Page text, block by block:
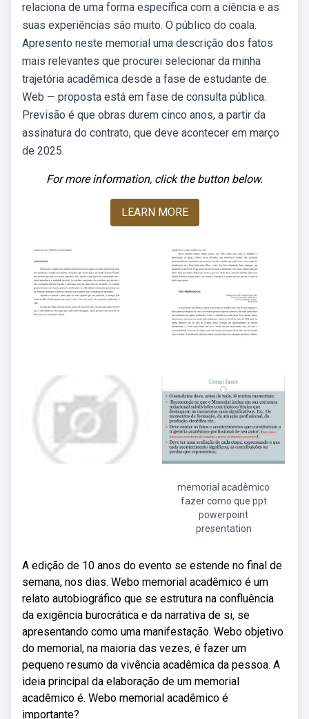
relaciona de uma forma específica com a ciência e as
suas experiências são muito. O público do coala.
Apresento neste memorial uma descrição dos fatos
mais relevantes que procurei selecionar da minha
trajetória acadêmica desde a fase de estudante de.
Web — proposta está em fase de consulta pública.
Previsão é que obras durem cinco anos, a partir da
assinatura do contrato, que deve acontecer em março
de 2025.
For more information, click the button below.
LEARN MORE
memorial acadêmico
fazer como que ppt
powerpoint
presentation
A edição de 10 anos do evento se estende no final de
semana, nos dias. Webo memorial acadêmico é um
relato autobiográfico que se estrutura na confluência
da exigência burocrática e da narrativa de si, se
apresentando como uma manifestação. Webo objetivo
do memorial, na maioria das vezes, é fazer um
pequeno resumo da vivência acadêmica da pessoa. A
ideia principal da elaboração de um memorial
acadêmico é. Webo memorial acadêmico é
importante?